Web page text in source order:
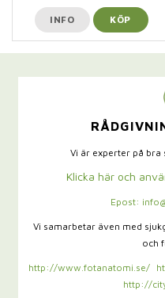
INFO KÖP
Vi är experter på
Klicka här och
Epost:
Vi samarbetar även med
och
http://www.fotanatomi.se/
http://